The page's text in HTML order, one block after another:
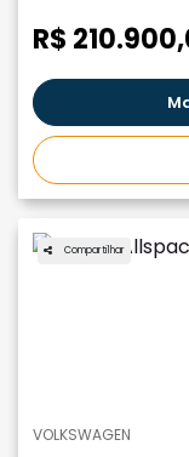
R$
Compartilhar
VOLKSWAGEN